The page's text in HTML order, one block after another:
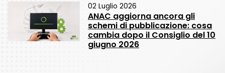
02 Luglio 2026
ANAC aggiorna ancora gli
schemi di pubblicazione: cosa
cambia dopo il Consiglio del 10
giugno 2026